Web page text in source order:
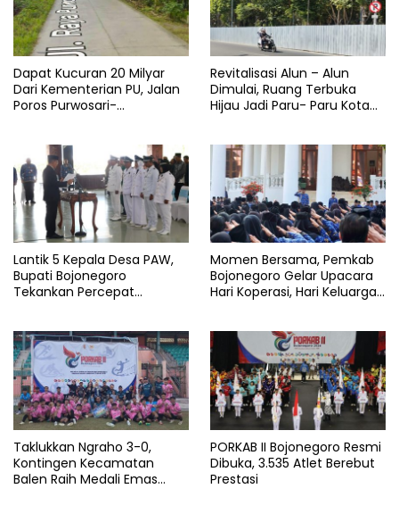
Dapat Kucuran 20 Milyar
Dari Kementerian PU, Jalan
Poros Purwosari-
Revitalisasi Alun – Alun
Dimulai, Ruang Terbuka
Hijau Jadi Paru- Paru Kota
Lantik 5 Kepala Desa PAW,
Bupati Bojonegoro
Tekankan Percepat
Momen Bersama, Pemkab
Bojonegoro Gelar Upacara
Hari Koperasi, Hari Keluarga
Taklukkan Ngraho 3-0,
Kontingen Kecamatan
Balen Raih Medali Emas
PORKAB II Bojonegoro Resmi
Dibuka, 3.535 Atlet Berebut
Prestasi